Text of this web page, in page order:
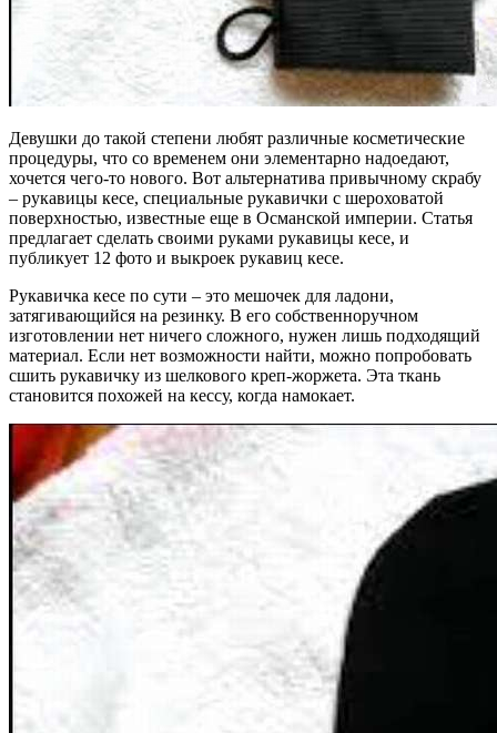
Девушки до такой степени любят различные косметические
процедуры, что со временем они элементарно надоедают,
хочется чего-то нового. Вот альтернатива привычному скрабу
– рукавицы кесе, специальные рукавички с шероховатой
поверхностью, известные еще в Османской империи. Статья
предлагает сделать своими руками рукавицы кесе, и
публикует 12 фото и выкроек рукавиц кесе.
Рукавичка кесе по сути – это мешочек для ладони,
затягивающийся на резинку. В его собственноручном
изготовлении нет ничего сложного, нужен лишь подходящий
материал. Если нет возможности найти, можно попробовать
сшить рукавичку из шелкового креп-жоржета. Эта ткань
становится похожей на кессу, когда намокает.